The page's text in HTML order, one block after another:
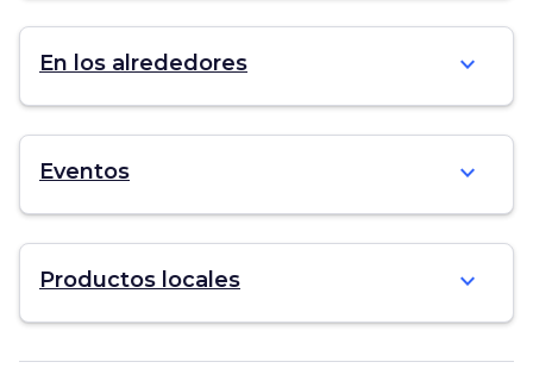
En los alrededores expand_more
Eventos expand_more
Productos locales expand_more